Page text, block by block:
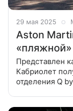
29 мая 2025
Aston
Представлен
Кабриолет
отделения Q